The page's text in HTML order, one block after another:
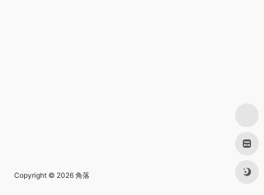
Copyright © 2026 角落